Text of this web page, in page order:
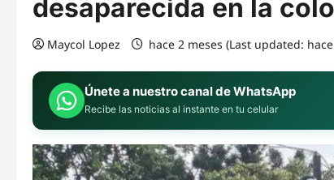
desaparecida en la
Maycol Lopez hace 2 meses (Last updated:
Únete a nuestro canal de WhatsApp
Recibe las noticias al instante en tu celular